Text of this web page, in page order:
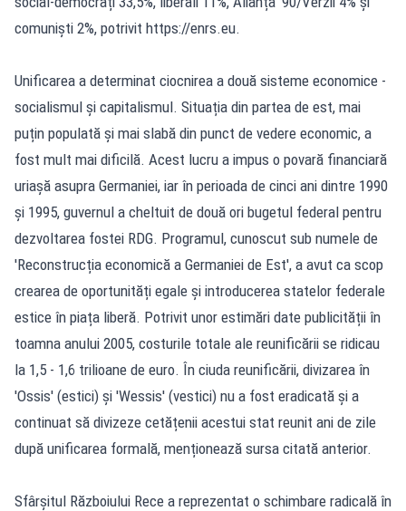
comuniști 2%, potrivit https://enrs.eu.
Unificarea a determinat ciocnirea a două sisteme economice -
socialismul și capitalismul. Situația din partea de est, mai
puțin populată și mai slabă din punct de vedere economic, a
fost mult mai dificilă. Acest lucru a impus o povară financiară
uriașă asupra Germaniei, iar în perioada de cinci ani dintre 1990
și 1995, guvernul a cheltuit de două ori bugetul federal pentru
dezvoltarea fostei RDG. Programul, cunoscut sub numele de
'Reconstrucția economică a Germaniei de Est', a avut ca scop
crearea de oportunități egale și introducerea statelor federale
estice în piața liberă. Potrivit unor estimări date publicității în
toamna anului 2005, costurile totale ale reunificării se ridicau
la 1,5 - 1,6 trilioane de euro. În ciuda reunificării, divizarea în
'Ossis' (estici) și 'Wessis' (vestici) nu a fost eradicată și a
continuat să divizeze cetățenii acestui stat reunit ani de zile
după unificarea formală, menționează sursa citată anterior.
Sfârșitul Războiului Rece a reprezentat o schimbare radicală în